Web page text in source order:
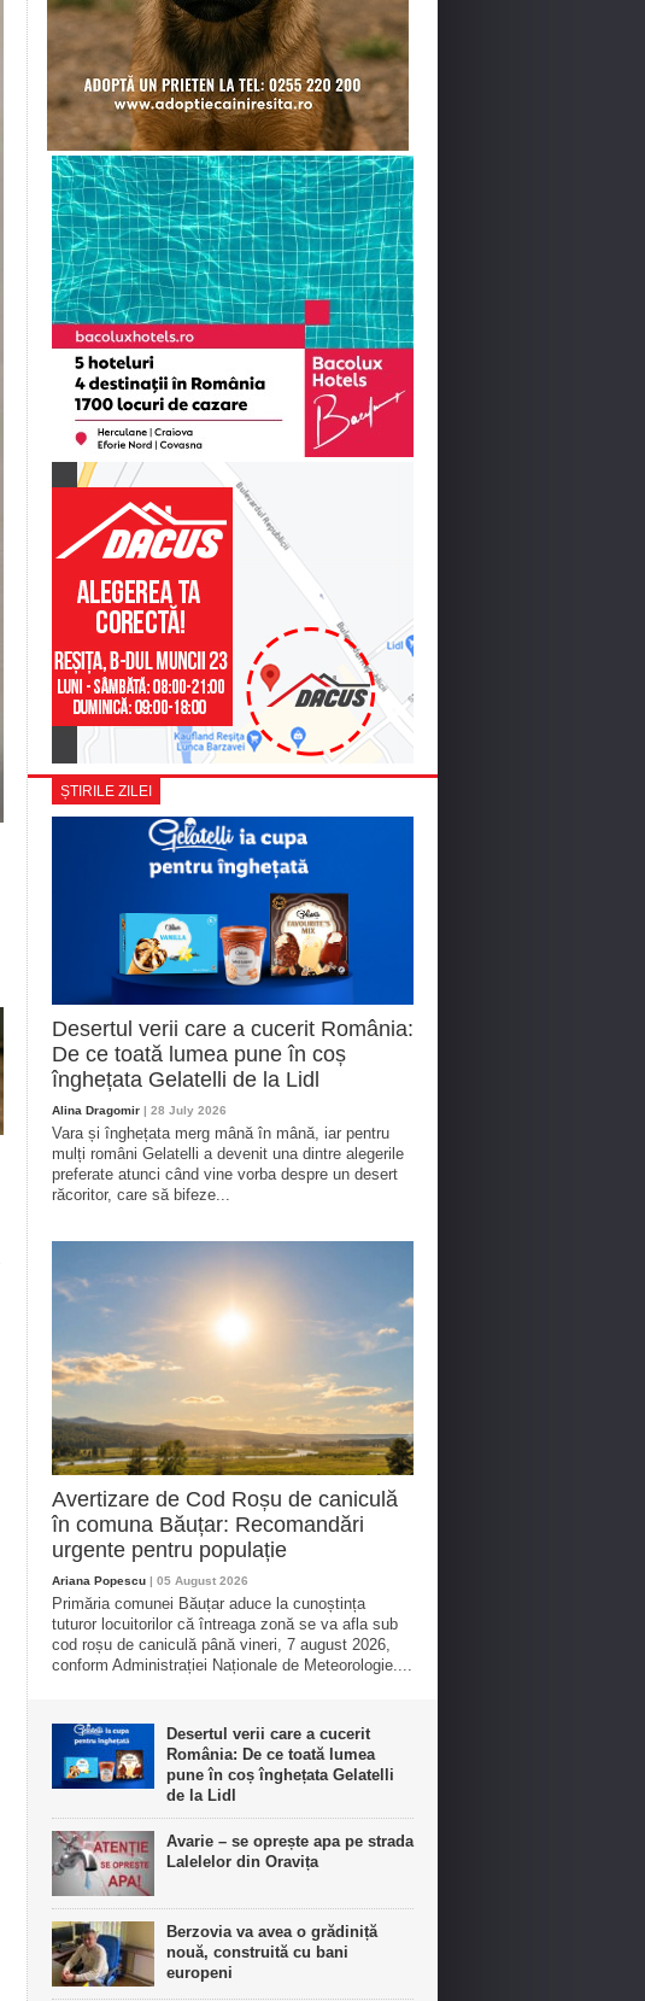
ȘTIRILE ZILEI
Desertul verii care a cucerit România:
De ce toată lumea pune în coș
înghețata Gelatelli de la Lidl
Alina Dragomir | 28 July 2026
Vara și înghețata merg mână în mână, iar pentru
mulți români Gelatelli a devenit una dintre alegerile
preferate atunci când vine vorba despre un desert
răcoritor, care să bifeze...
Avertizare de Cod Roșu de caniculă
în comuna Băuțar: Recomandări
urgente pentru populație
Ariana Popescu | 05 August 2026
Primăria comunei Băuțar aduce la cunoștința
tuturor locuitorilor că întreaga zonă se va afla sub
cod roșu de caniculă până vineri, 7 august 2026,
conform Administrației Naționale de Meteorologie....
Desertul verii care a cucerit
România: De ce toată lumea
pune în coș înghețata Gelatelli
de la Lidl
Avarie – se oprește apa pe strada
Lalelelor din Oravița
Berzovia va avea o grădiniță
nouă, construită cu bani
europeni